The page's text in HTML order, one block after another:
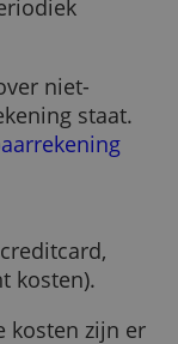
interessant
Periodiek
over niet-